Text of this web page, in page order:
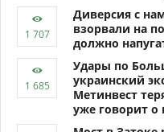
Диверсия с
взорвали на
должно
Удары по
украинский
Метинвест
уже говорит о